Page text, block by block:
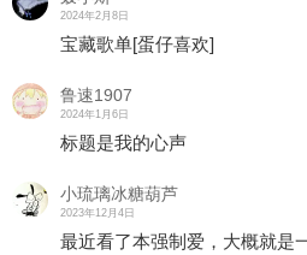
2024年2月8日
宝藏歌单[蛋仔喜欢]
鲁速1907
2024年1月6日
标题是我的心声
小琉璃冰糖葫芦
2023年12月4日
最近看了本强制爱，大概就是